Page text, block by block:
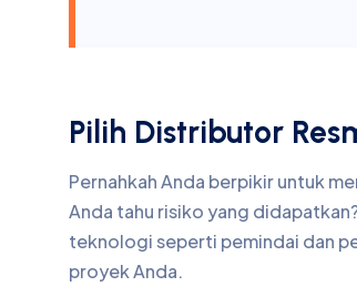
Pilih Distributor
Pernahkah Anda berpikir untuk
Anda tahu risiko yang
teknologi seperti pemindai dan
proyek Anda.